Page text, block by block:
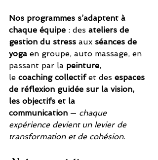
Nos programmes s’adaptent à
chaque équipe : des ateliers de
gestion du stress aux séances de
yoga en groupe, auto massage, en
passant par la peinture,
le coaching collectif et des espaces
de réflexion guidée sur la vision,
les objectifs et la
communication — chaque
expérience devient un levier de
transformation et de cohésion.